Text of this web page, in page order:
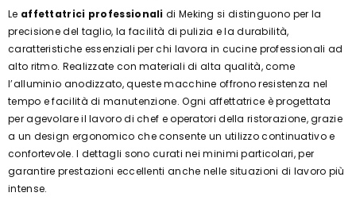
Le affettatrici professionalidi Meking si distinguono per la
precisione del taglio, la facilità di pulizia e la durabilità,
caratteristiche essenziali per chi lavora in cucine professionali ad
alto ritmo. Realizzate con materiali di alta qualità, come
l’alluminio anodizzato, queste macchine offrono resistenza nel
tempo e facilità di manutenzione. Ogni affettatrice è progettata
per agevolare il lavoro di chef e operatori della ristorazione, grazie
a un design ergonomico che consente un utilizzo continuativo e
confortevole. I dettagli sono curati nei minimi particolari, per
garantire prestazioni eccellenti anche nelle situazioni di lavoro più
intense.